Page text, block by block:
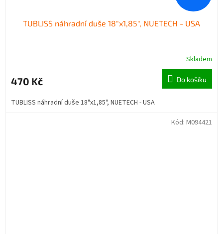
TUBLISS náhradní duše 18"x1,85", NUETECH - USA
Skladem
470 Kč Do košíku
TUBLISS náhradní duše 18"x1,85", NUETECH - USA
Kód: M094421